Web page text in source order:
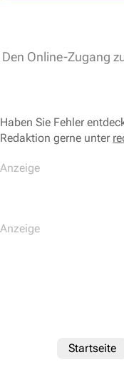
Den Online-Zugang
Haben Sie Fehler
Redaktion gerne unter
Startseite